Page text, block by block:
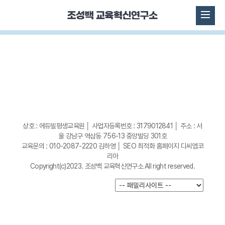
상호 : 에듀빌평생교육원 │ 사업자등록번호 : 3179012841 │ 주소 : 서
울 강남구 역삼동 756-13 중앙빌딩 301호
교육문의 : 010-2087-2220 김하영 │ SEO 최적화 홈페이지 디씨엠코
리아
Copyright(c)2023. 조성백 교육혁신연구소 All right reserved.